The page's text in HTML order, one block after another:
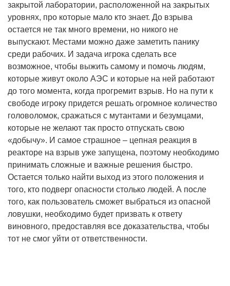
закрытой лаборатории, расположенной на закрытых
уровнях, про которые мало кто знает. До взрыва
остается не так много времени, но никого не
выпускают. Местами можно даже заметить панику
среди рабочих. И задача игрока сделать все
возможное, чтобы выжить самому и помочь людям,
которые живут около АЭС и которые на ней работают
до того момента, когда прогремит взрыв. Но на пути к
свободе игроку придется решать огромное количество
головоломок, сражаться с мутантами и безумцами,
которые не желают так просто отпускать свою
«добычу». И самое страшное – цепная реакция в
реакторе на взрыв уже запущена, поэтому необходимо
принимать сложные и важные решения быстро.
Остается только найти выход из этого положения и
того, кто подверг опасности столько людей. А после
того, как пользователь сможет выбраться из опасной
ловушки, необходимо будет призвать к ответу
виновного, предоставляя все доказательства, чтобы
тот не смог уйти от ответственности.